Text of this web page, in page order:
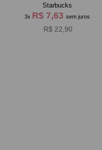
Starbucks
3x R$ 7,63 sem juros
R$ 22,90